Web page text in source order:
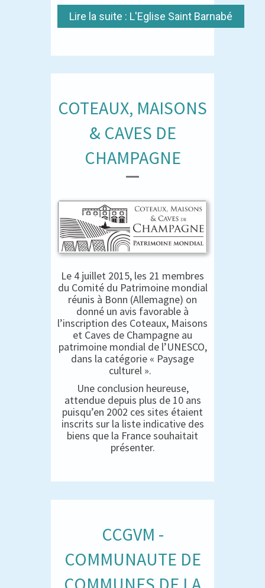
Lire la suite : L'Eglise Saint Barnabé
COTEAUX, MAISONS
& CAVES DE
CHAMPAGNE
Le 4 juillet 2015, les 21 membres
du Comité du Patrimoine mondial
réunis à Bonn (Allemagne) on
donné un avis favorable à
l’inscription des Coteaux, Maisons
et Caves de Champagne au
patrimoine mondial de l’UNESCO,
dans la catégorie « Paysage
culturel ».
Une conclusion heureuse,
attendue depuis plus de 10 ans
puisqu’en 2002 ces sites étaient
inscrits sur la liste indicative des
biens que la France souhaitait
présenter.
CCGVM -
COMMUNAUTE DE